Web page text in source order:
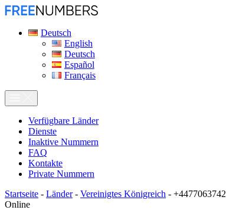
Deutsch
English
Deutsch
Español
Français
Verfügbare Länder
Dienste
Inaktive Nummern
FAQ
Kontakte
Private Nummern
Startseite - Länder- Vereinigtes Königreich -
Online